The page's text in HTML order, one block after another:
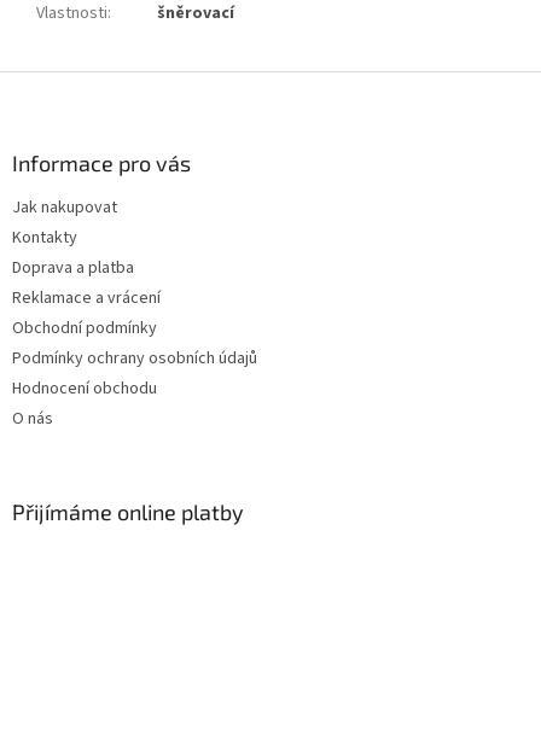
Vlastnosti: šněrovací
Informace pro vás
Jak nakupovat
Kontakty
Doprava a platba
Reklamace a vrácení
Obchodní podmínky
Podmínky ochrany osobních údajů
Hodnocení obchodu
O nás
Přijímáme online platby